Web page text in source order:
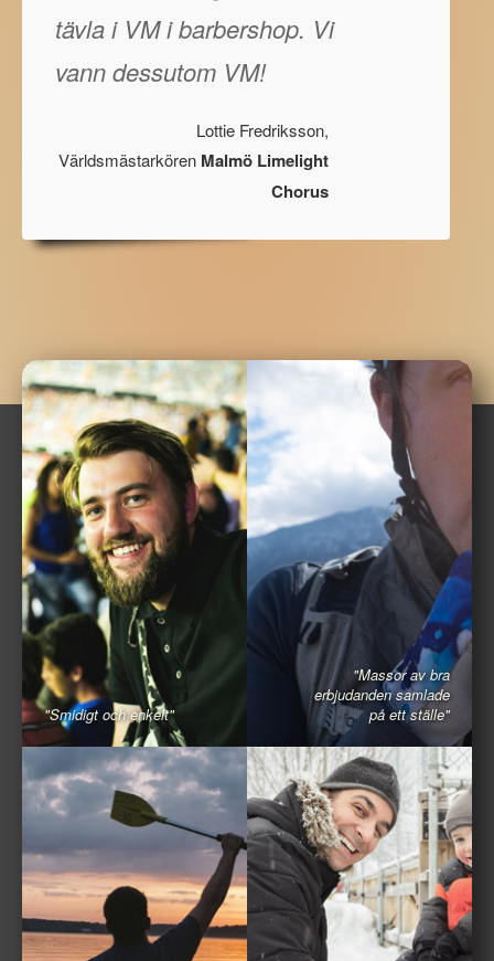
tävla i VM i barbershop. Vi
vann dessutom VM!
Lottie Fredriksson,
Världsmästarkören Malmö Limelight
Chorus
"Smidigt och enkelt"
"Massor av bra
erbjudanden samlade
på ett ställe"